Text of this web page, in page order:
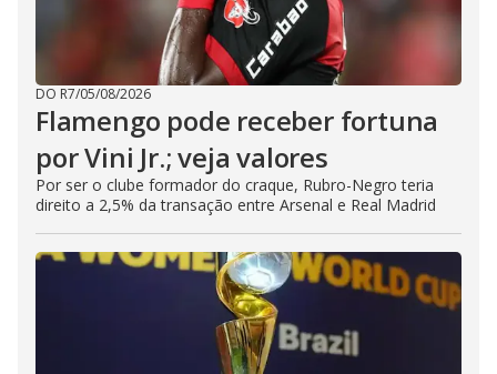
DO R7/05/08/2026
Flamengo pode receber fortuna
por Vini Jr.; veja valores
Por ser o clube formador do craque, Rubro-Negro teria
direito a 2,5% da transação entre Arsenal e Real Madrid